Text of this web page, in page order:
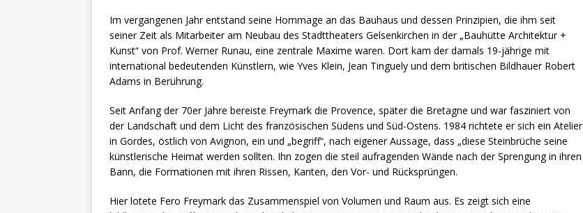
Im vergangenen Jahr entstand seine Hommage an das Bauhaus und dessen Prinzipien, die ihm seit
seiner Zeit als Mitarbeiter am Neubau des Stadttheaters Gelsenkirchen in der „Bauhütte Architektur +
Kunst“ von Prof. Werner Runau, eine zentrale Maxime waren. Dort kam der damals 19-jährige mit
international bedeutenden Künstlern, wie Yves Klein, Jean Tinguely und dem britischen Bildhauer Robert
Adams in Berührung.
Seit Anfang der 70er Jahre bereiste Freymark die Provence, später die Bretagne und war fasziniert von
der Landschaft und dem Licht des französischen Südens und Süd-Ostens. 1984 richtete er sich ein Atelier
in Gordes, östlich von Avignon, ein und „begriff“, nach eigener Aussage, dass „diese Steinbrüche seine
künstlerische Heimat werden sollten. Ihn zogen die steil aufragenden Wände nach der Sprengung in ihren
Bann, die Formationen mit ihren Rissen, Kanten, den Vor- und Rücksprüngen.
Hier lotete Fero Freymark das Zusammenspiel von Volumen und Raum aus. Es zeigt sich eine